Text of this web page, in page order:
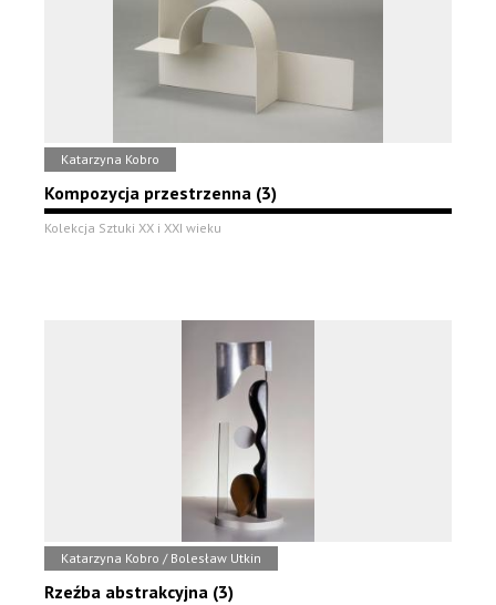
Katarzyna Kobro
Kompozycja przestrzenna (3)
Kolekcja Sztuki XX i XXI wieku
Katarzyna Kobro / Bolesław Utkin
Rzeźba abstrakcyjna (3)